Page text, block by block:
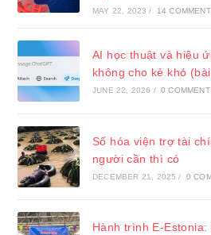
MAY 22, 2023 / 14
AI học thuật và hiệu
không cho kẻ khó
JUNE 22, 2026 / 0
Số hóa viện trợ tài
người cần thì có
DECEMBER 21, 2025 / 0
Hành trình E-